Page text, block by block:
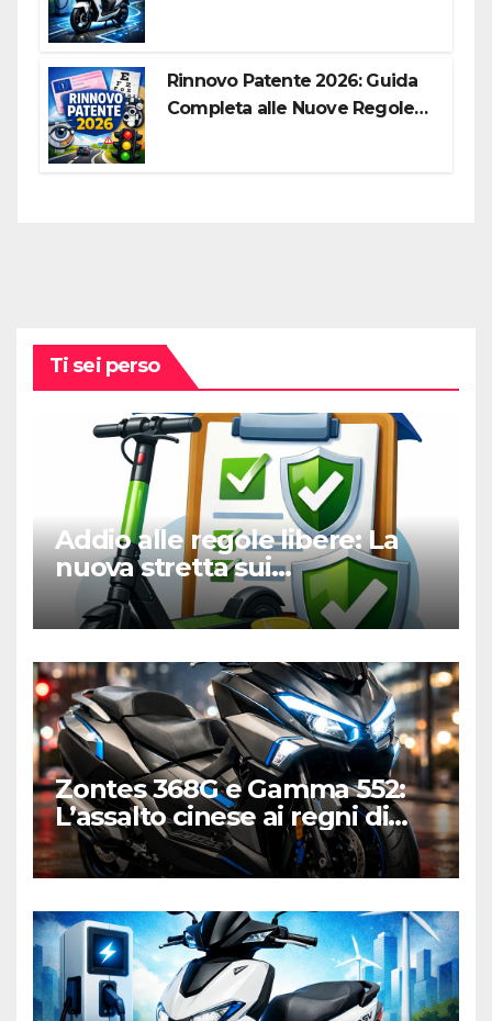
Rinnovo Patente 2026: Guida
Completa alle Nuove Regole,
Ti sei perso
Addio alle regole libere: La
nuova stretta sui
monopattini elettrici tra
targa e polizza RC
Zontes 368G e Gamma 552:
L’assalto cinese ai regni di
Honda e Yamaha